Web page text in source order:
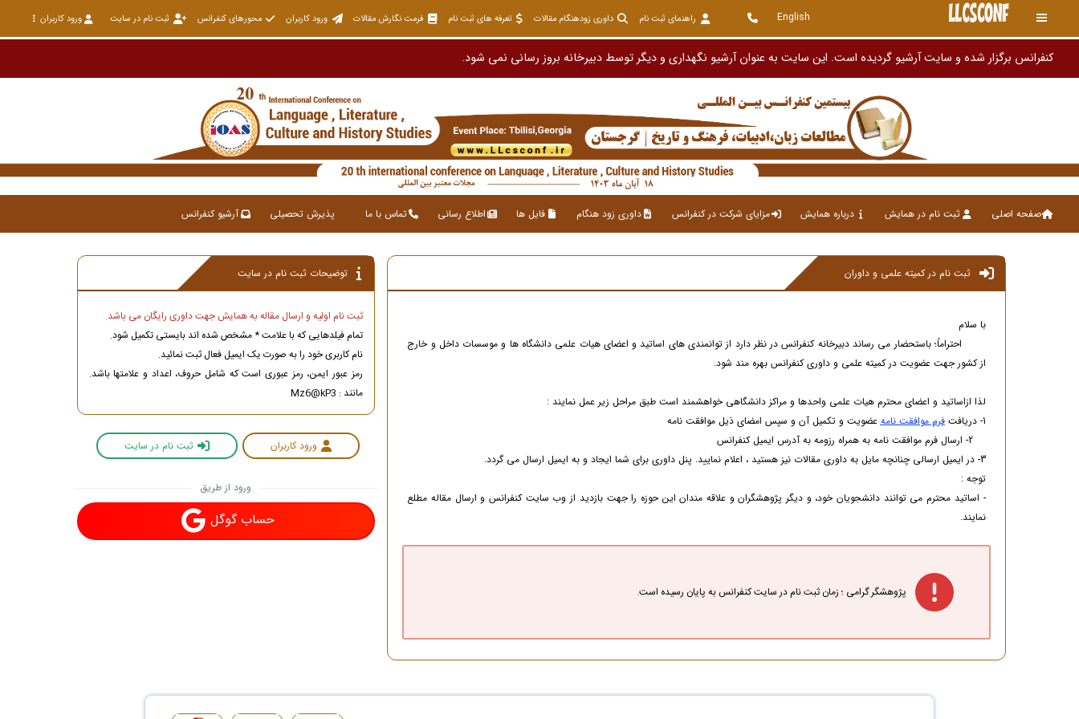
English راهنمای ثبت نام داوری زودهنگام مقالات تعرفه های ثبت نام فرمت نگارش مقالات ورود کاربران محورهای کنفرانس ثبت نام در سایت ورود کاربران
کنفرانس برگزار شده و سایت آرشیو گردیده است. این سایت به عنوان آرشیو نگهداری و دیگر توسط دبیرخانه بروز رسانی نمی شود.
صفحه اصلی ثبت نام در همایش درباره همایش مزایای شرکت در کنفرانس داوری زود هنگام فایل ها اطلاع رسانی تماس با ما پذیرش تحصیلی آرشیو کنفرانس
ثبت نام در کمیته علمی و داوران
با سلام
احتراماً؛ باستحضار می رساند دبیرخانه کنفرانس در نظر دارد از توانمندی های اساتید و اعضای هیات علمی دانشگاه ها و موسسات داخل و خارج
از کشور جهت عضویت در کمیته علمی و داوری کنفرانس بهره مند شود.
لذا ازاساتید و اعضای محترم هیات علمی واحدها و مراکز دانشگاهی خواهشمند است طبق مراحل زیر عمل نمایند :
1- دریافت
فرم موافقت نامهعضویت و تکمیل آن و سپس امضای ذیل موافقت نامه
2- ارسال فرم موافقت نامه به همراه رزومه به آدرس ایمیل کنفرانس
3- در ایمیل ارسالی چنانچه مایل به داوری مقالات نیز هستید ، اعلام نمایید. پنل داوری برای شما ایجاد و به ایمیل ارسال می گردد.
توجه :
- اساتید محترم می توانند دانشجویان خود، و دیگر پژوهشگران و علاقه مندان این حوزه را جهت بازدید از وب سایت کنفرانس و ارسال مقاله مطلع
نمایند.
پژوهشگر گرامی ؛ زمان ثبت نام در سایت کنفرانس به پایان رسیده است.
توضیحات ثبت نام در سایت
ثبت نام اولیه و ارسال مقاله به همایش جهت داوری رایگان می باشد.
تمام فیلدهایی که با علامت * مشخص شده اند بایستی تکمیل شود.
نام کاربری خود را به صورت یک ایمیل فعال ثبت نمائید.
رمز عبور ایمن، رمز عبوری است که شامل حروف، اعداد و علامتها باشد.
مانند : Mz6@kP3
ورود کاربران ثبت نام در سایت
ورود از طریق
حساب گوگل